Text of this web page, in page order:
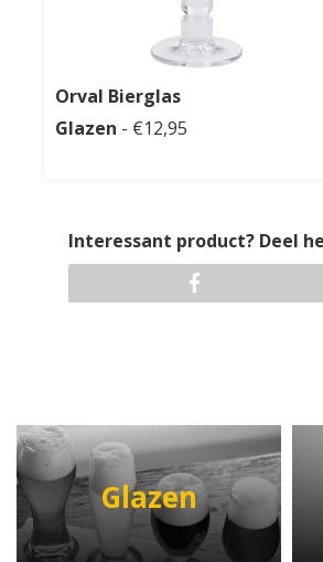
Orval Bierglas
Glazen - €12,95
Interessant product? Deel
Glazen